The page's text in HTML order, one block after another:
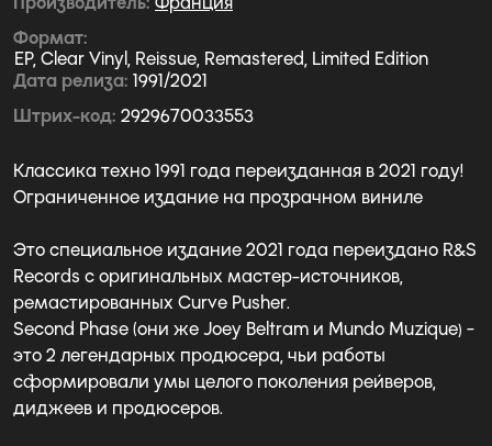
Формат
EP, Clear Vinyl, Reissue, Remastered, Limited Edition
Дата релиза 1991/2021
Штрих-код 2929670033553
Классика техно 1991 года переизданная в 2021 году!
Ограниченное издание на прозрачном виниле
Это специальное издание 2021 года переиздано R&S
Records с оригинальных мастер-источников,
ремастированных Curve Pusher.
Second Phase (они же Joey Beltram и Mundo Muzique) -
это 2 легендарных продюсера, чьи работы
сформировали умы целого поколения рейверов,
диджеев и продюсеров.